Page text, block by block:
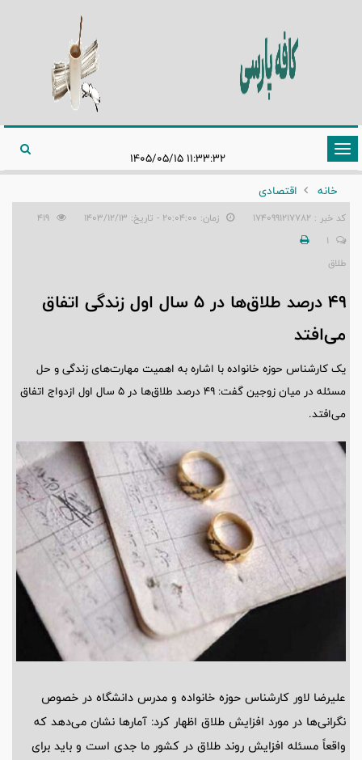
تغییر
وضعیت
ناوبری
۱۱:۳۳:۳۲ ۱۴۰۵/۰۵/۱۵
خانه
اقتصادی
کد خبر : 1740991217782 زمان: ۲۰:۰۴:۰۰ - تاریخ: ۱۴۰۳/۱۲/۱۳
1
طلاق‌
۴۹ درصد طلاق‌ها در ۵ سال اول زندگی اتفاق
می‌افتد
یک کارشناس حوزه خانواده با اشاره به اهمیت مهارت‌های زندگی و حل
مسئله در میان زوجین گفت: ۴۹ درصد طلاق‌ها در ۵ سال اول ازدواج اتفاق
می‌افتد.
علیرضا لاور کارشناس حوزه خانواده و مدرس دانشگاه در خصوص
نگرانی‌ها در مورد افزایش طلاق اظهار کرد: آمارها نشان می‌دهد که
واقعاً مسئله افزایش روند طلاق در کشور ما جدی است و باید برای